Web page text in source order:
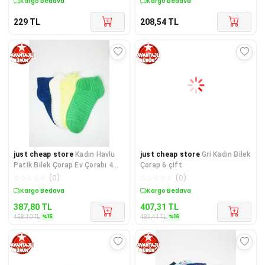
229 TL 208,54 TL
just cheap store Kadın Havlu
Patik Bilek Çorap Ev Çorabı 4
(0)
Sepette %15 İndirim
387,80 TL
458,10TL %15
just cheap store Gri Kadın Bilek
Çorap 6 çift
(0)
Sepette %16 İndirim
407,31 TL
483,41TL %16